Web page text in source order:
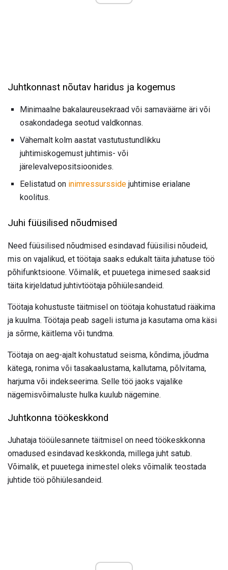
Juhtkonnast nõutav haridus ja kogemus
Minimaalne bakalaureusekraad või samaväärne äri või
osakondadega seotud valdkonnas.
Vähemalt kolm aastat vastutustundlikku
juhtimiskogemust juhtimis- või
järelevalvepositsioonides.
Eelistatud on inimressursside juhtimise erialane
koolitus.
Juhi füüsilised nõudmised
Need füüsilised nõudmised esindavad füüsilisi nõudeid,
mis on vajalikud, et töötaja saaks edukalt täita juhatuse töö
põhifunktsioone. Võimalik, et puuetega inimesed saaksid
täita kirjeldatud juhtivtöötaja põhiülesandeid.
Töötaja kohustuste täitmisel on töötaja kohustatud rääkima
ja kuulma. Töötaja peab sageli istuma ja kasutama oma käsi
ja sõrme, käitlema või tundma.
Töötaja on aeg-ajalt kohustatud seisma, kõndima, jõudma
kätega, ronima või tasakaalustama, kallutama, põlvitama,
harjuma või indekseerima. Selle töö jaoks vajalike
nägemisvõimaluste hulka kuulub nägemine.
Juhtkonna töökeskkond
Juhataja tööülesannete täitmisel on need töökeskkonna
omadused esindavad keskkonda, millega juht satub.
Võimalik, et puuetega inimestel oleks võimalik teostada
juhtide töö põhiülesandeid.